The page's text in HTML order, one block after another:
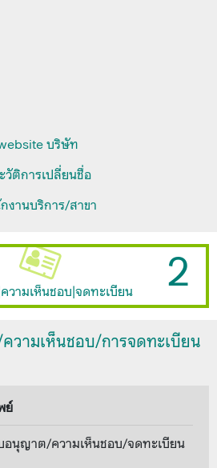
บริษัท
วัติการเปลี่ยนชื่อ
งานบริการ/สาขา
ามเห็นชอบ|จดทะเบียน 2
วามเห็นชอบ/การจดทะเบียน
ย์
อนุญาต/ความเห็นชอบ/จดทะเบียน